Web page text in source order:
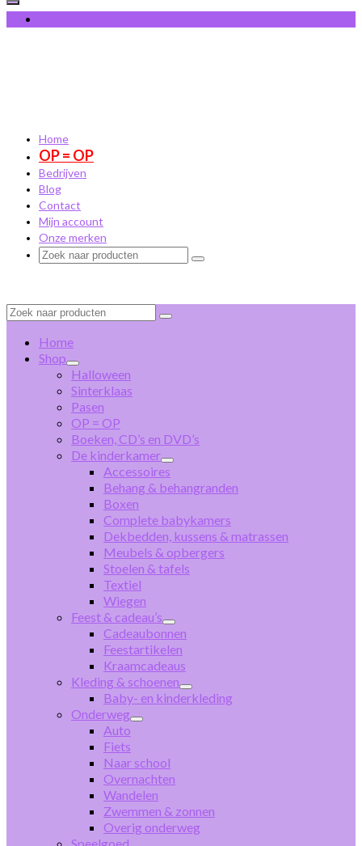
Home
OP = OP
Bedrijven
Blog
Contact
Mijn account
Onze merken
Zoek
Zoek
Home
Shop
Halloween
Sinterklaas
Pasen
OP = OP
Boeken, CD’s en DVD’s
De kinderkamer
Accessoires
Behang & behangranden
Boxen
Complete babykamers
Dekbedden, kussens & matrassen
Meubels & opbergers
Stoelen & tafels
Textiel
Wiegen
Feest & cadeau’s
Cadeaubonnen
Feestartikelen
Kraamcadeaus
Kleding & schoenen
Baby- en kinderkleding
Onderweg
Auto
Fiets
Naar school
Overnachten
Wandelen
Zwemmen & zonnen
Overig onderweg